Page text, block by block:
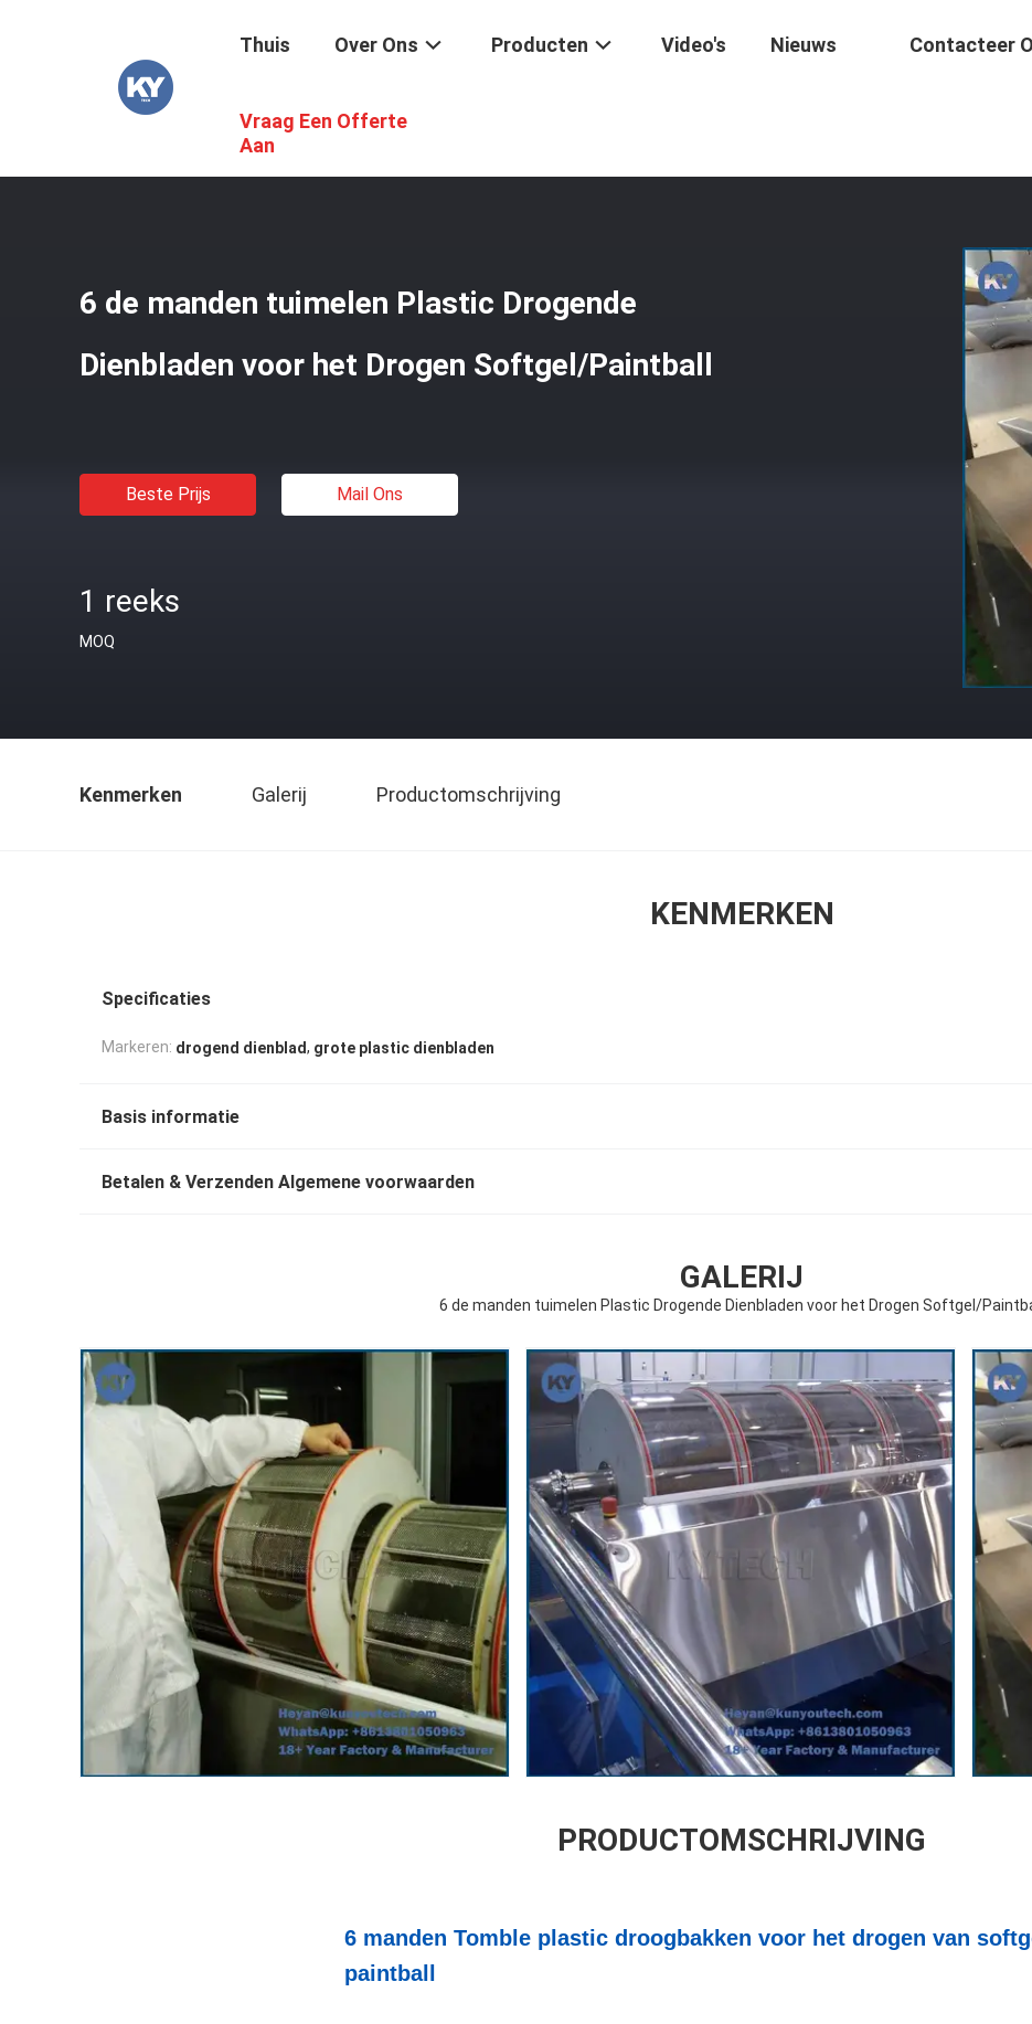
Thuis Over Ons Producten Video's Nieuws Contacteer
Vraag Een Offerte
Aan
Producten Plastic Drogende Dienbladen
6 de manden tuimelen Plastic Drogende
Dienbladen voor het Drogen Softgel/Paintball
Beste Prijs Mail Ons
1 reeks
MOQ
Kenmerken Galerij Productomschrijving
KENMERKEN
Specificaties
Markeren: drogend dienblad, grote plastic dienbladen
Basis informatie
Betalen & Verzenden Algemene voorwaarden
GALERIJ
6 de manden tuimelen Plastic Drogende Dienbladen voor het Drogen Softgel/
PRODUCTOMSCHRIJVING
6 manden Tomble plastic droogbakken voor het drogen van
paintball